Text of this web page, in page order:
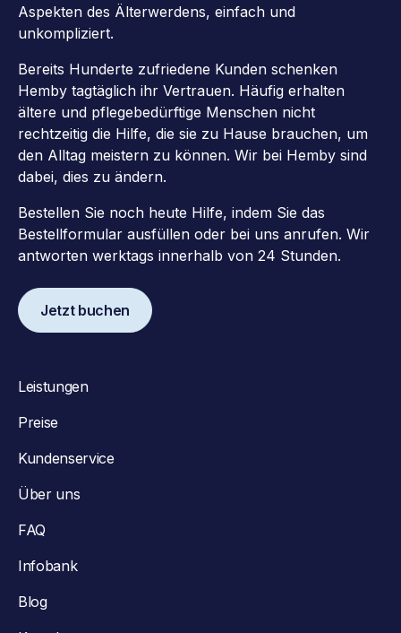
Aspekten des Älterwerdens, einfach und
unkompliziert.
Bereits Hunderte zufriedene Kunden schenken
Hemby tagtäglich ihr Vertrauen. Häufig erhalten
ältere und pflegebedürftige Menschen nicht
rechtzeitig die Hilfe, die sie zu Hause brauchen, um
den Alltag meistern zu können. Wir bei Hemby sind
dabei, dies zu ändern.
Bestellen Sie noch heute Hilfe, indem Sie das
Bestellformular ausfüllen oder bei uns anrufen. Wir
antworten werktags innerhalb von 24 Stunden.
Jetzt buchen
Leistungen
Preise
Kundenservice
Über uns
FAQ
Infobank
Blog